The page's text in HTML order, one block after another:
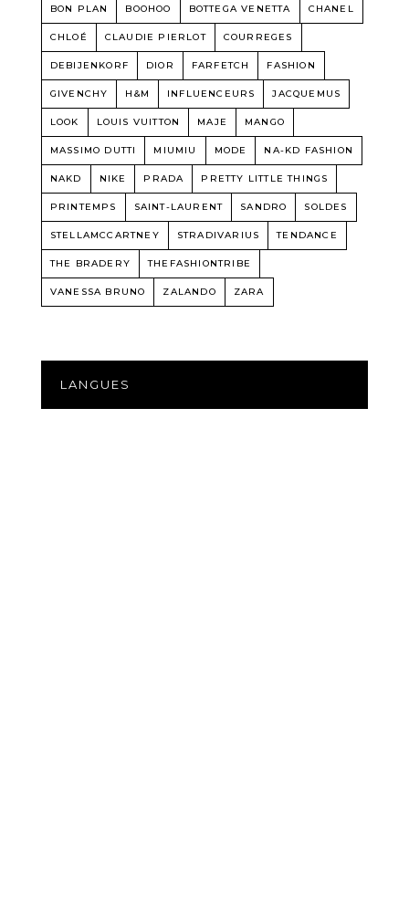
BON PLAN BOOHOO BOTTEGA VENETTA CHANEL
CHLOÉ CLAUDIE PIERLOT COURREGES
DEBIJENKORF DIOR FARFETCH FASHION
GIVENCHY H&M INFLUENCEURS JACQUEMUS
LOOK LOUIS VUITTON MAJE MANGO
MASSIMO DUTTI MIUMIU MODE NA-KD FASHION
NAKD NIKE PRADA PRETTY LITTLE THINGS
PRINTEMPS SAINT-LAURENT SANDRO SOLDES
STELLAMCCARTNEY STRADIVARIUS TENDANCE
THE BRADERY THEFASHIONTRIBE
VANESSA BRUNO ZALANDO ZARA
LANGUES